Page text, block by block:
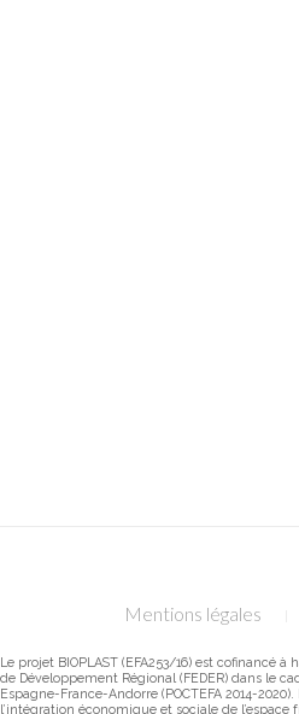
Mentions légales
Le projet BIOPLAST (EFA253/16) est cofinancé
de Développement Régional (FEDER) dans le
Espagne-France-Andorre (POCTEFA 2014-
l’intégration économique et sociale de